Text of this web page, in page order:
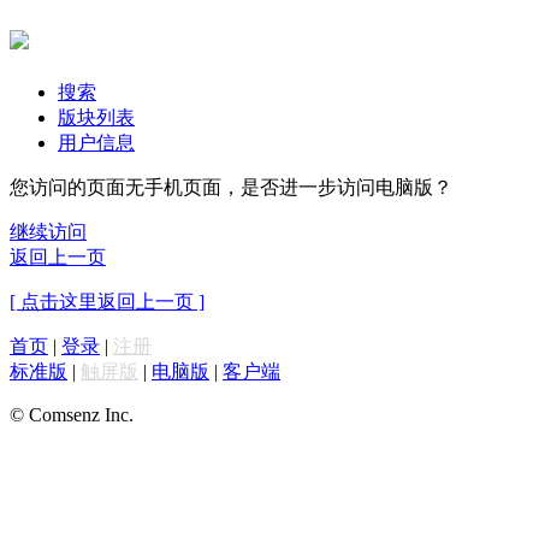
搜索
版块列表
用户信息
您访问的页面无手机页面，是否进一步访问电脑版？
继续访问
返回上一页
[ 点击这里返回上一页 ]
首页 | 登录 | 注册
标准版 | 触屏版 | 电脑版 | 客户端
© Comsenz Inc.